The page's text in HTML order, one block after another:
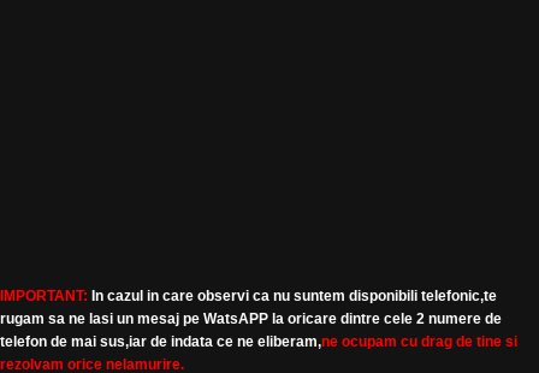
IMPORTANT: In cazul in care observi ca nu suntem disponibili telefonic,te
rugam sa ne lasi un mesaj pe WatsAPP la oricare dintre cele 2 numere de
telefon de mai sus,iar de indata ce ne eliberam,ne ocupam cu drag de tine si
rezolvam orice nelamurire.